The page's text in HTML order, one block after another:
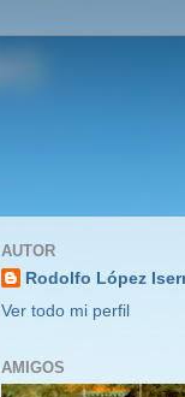
AUTOR
Rodolfo López
Ver todo mi perfil
AMIGOS